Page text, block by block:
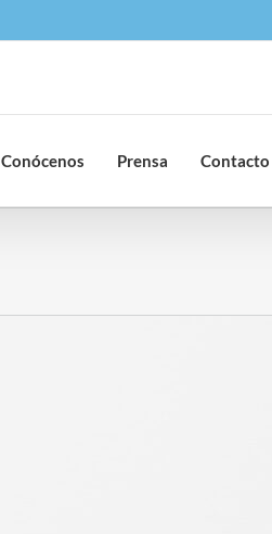
Conócenos Prensa Contacto